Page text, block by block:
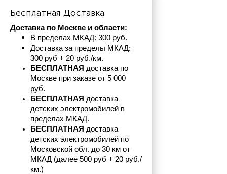
Бесплатная Доставка
Доставка по Москве и области:
В пределах МКАД: 300 руб.
Доставка за пределы МКАД:
300 руб + 20 руб./км.
БЕСПЛАТНАЯ доставка по
Москве при заказе от 5 000
руб.
БЕСПЛАТНАЯ доставка
детских электромобилей в
пределах МКАД.
БЕСПЛАТНАЯ доставка
детских электромобилей по
Московской обл. до 30 км от
МКАД (далее 500 руб + 20 руб./
км.)